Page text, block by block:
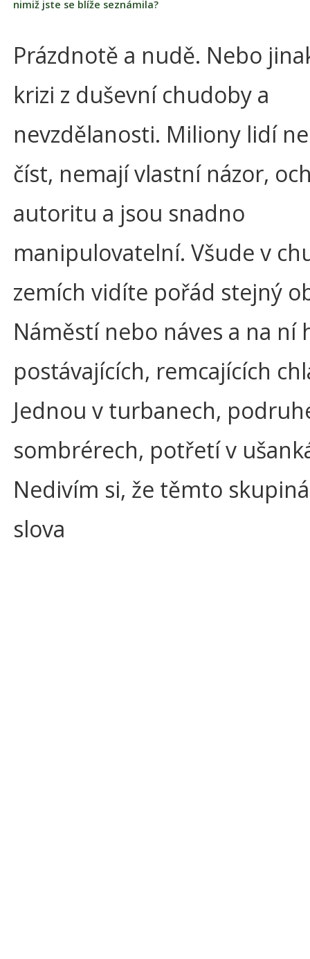
nimiž jste se blíže seznámila?
Prázdnotě a nudě. Nebo
krizi z duševní chudoby a
nevzdělanosti. Miliony lidí
číst, nemají vlastní názor,
autoritu a jsou snadno
manipulovatelní. Všude v
zemích vidíte pořád stejný
Náměstí nebo náves a na ní
postávajících, remcajících
Jednou v turbanech,
sombrérech, potřetí v
Nedivím si, že těmto
slova